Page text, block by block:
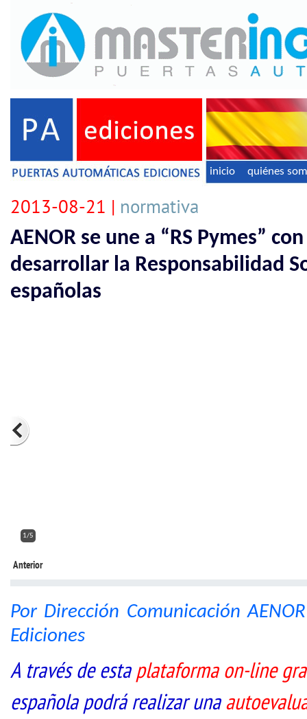
inicio quiénes
2013-08-21 | normativa
AENOR se une a “RS Pymes”
desarrollar la Responsabilidad
españolas
2/5
Anterior
Por Dirección Comunicación
Ediciones
A través de estaplataforma on-line
española podrá realizar una